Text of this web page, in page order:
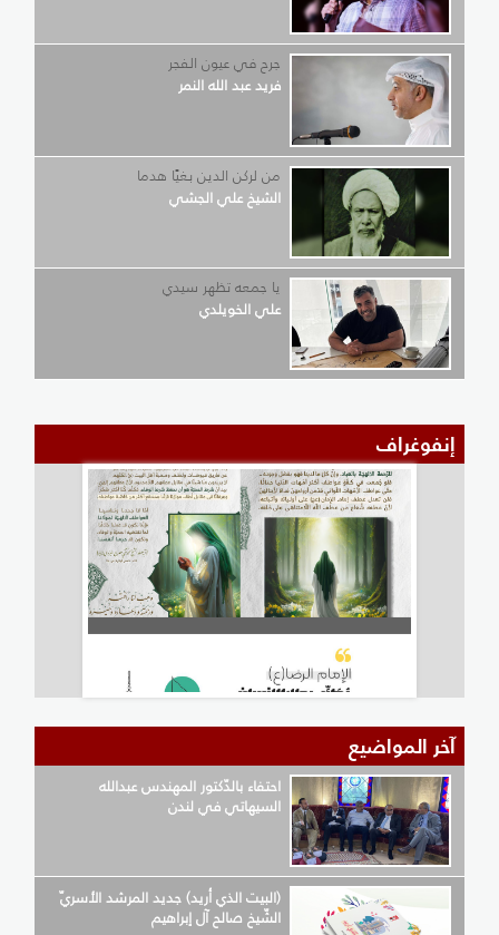
جرح في عيون الفجر
فريد عبد الله النمر
من لركن الدين بغيًا هدما
الشيخ علي الجشي
يا جمعه تظهر سيدي
علي الخويلدي
إنفوغراف
آخر المواضيع
احتفاء بالدّكتور المهندس عبدالله
السيهاتي في لندن
(البيت الذي أريد) جديد المرشد الأسريّ
الشّيخ صالح آل إبراهيم